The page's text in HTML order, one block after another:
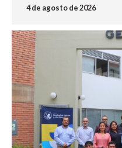
4 de agosto de 2026
NOTICIA